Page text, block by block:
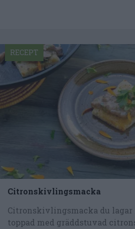
Citronskivlingsmacka
Citronskivlingsmacka du lagar
toppad med gräddstuvad
RECEPT